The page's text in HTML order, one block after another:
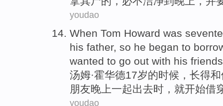
youdao
When Tom Howard was
his father, so he began to
wanted to go out with his friends
汤姆·霍华德17岁的时候 ，长得和
朋友晚上一起出去时 ，就开始借
youdao